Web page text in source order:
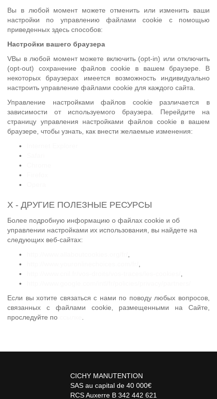
Вы в любой момент можете отменить или изменить ваши
настройки по управлению файлами cookie с помощью
приведенных здесь способов:
Настройки вашего браузера
VВы в любой момент можете включить (opt-in) или отключить
(opt-out) сохранение файлов cookie в вашем браузере. В
некоторых браузерах имеется возможность индивидуально
настроить управление файлами cookie для каждого сайта.
Управление настройками файлов cookie различается в
зависимости от используемого браузера. Перейдите на
страницу управления настройками файлов cookie в вашем
браузере, чтобы узнать, как внести желаемые изменения:
X - ДРУГИЕ ПОЛЕЗНЫЕ РЕСУРСЫ
Более подробную информацию о файлах cookie и об
управлении настройками их использования, вы найдете на
следующих веб-сайтах:
Если вы хотите связаться с нами по поводу любых вопросов,
связанных с файлами cookie, размещенными на Сайте,
проследуйте по
CICHY MANUTENTION
SAS au capital de 40 000€
RCS Auxerre B 342 442 621